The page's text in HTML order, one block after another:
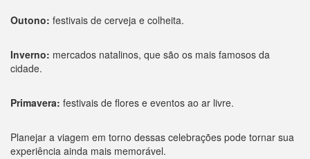
Outono: festivais de cerveja e colheita.
Inverno: mercados natalinos, que são os mais famosos da
cidade.
Primavera: festivais de flores e eventos ao ar livre.
Planejar a viagem em torno dessas celebrações pode tornar sua
experiência ainda mais memorável.